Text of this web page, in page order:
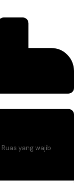
Ruas yang wajib